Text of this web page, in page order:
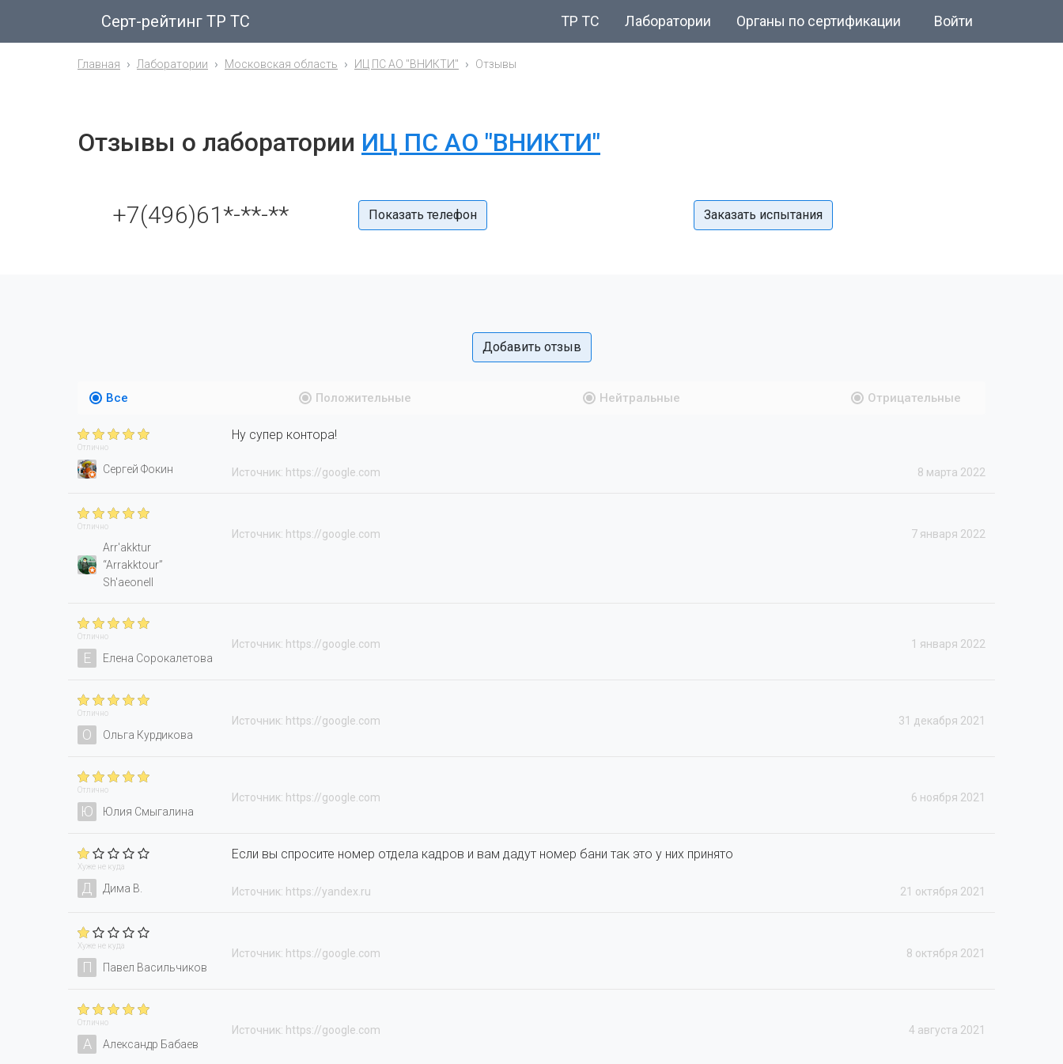
Серт-рейтинг ТР ТС ТР ТС Лаборатории Органы по сертификации Войти
Главная Лаборатории Московская область ИЦ ПС АО "ВНИКТИ" Отзывы
Отзывы о лаборатории ИЦ ПС АО "ВНИКТИ"
+7(496)61*-**-** Показать телефон Заказать испытания
Добавить отзыв
Все Положительные Нейтральные Отрицательные
Отлично
Сергей Фокин
Ну супер контора!
8 марта 2022
Источник: https://google.com
Отлично
Arr'akktur
“Arrakktour”
Sh'aeonell
7 января 2022
Источник: https://google.com
Отлично
Е Елена Сорокалетова
1 января 2022
Источник: https://google.com
Отлично
О Ольга Курдикова
31 декабря 2021
Источник: https://google.com
Отлично
Ю Юлия Смыгалина
6 ноября 2021
Источник: https://google.com
Хуже не куда
Д Дима В.
Если вы спросите номер отдела кадров и вам дадут номер бани так это у них принято
21 октября 2021
Источник: https://yandex.ru
Хуже не куда
П Павел Васильчиков
8 октября 2021
Источник: https://google.com
Отлично
А Александр Бабаев
4 августа 2021
Источник: https://google.com